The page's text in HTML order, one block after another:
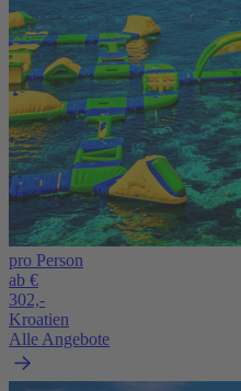
pro Person
ab €
302,-
Kroatien
Alle Angebote